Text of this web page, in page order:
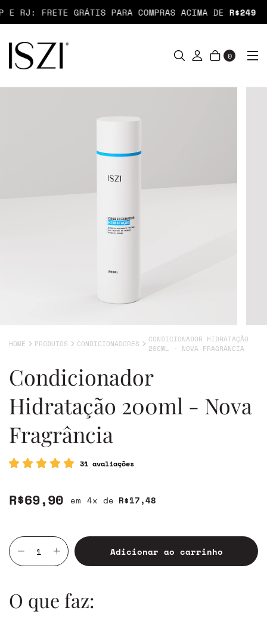
RJ: FRETE GRÁTIS PARA COMPRAS ACIMA DER$249
0
HOME PRODUTOS CONDICIONADORES
CONDICIONADOR HIDRATAÇÃO
200ML - NOVA FRAGRÂNCIA
Condicionador
Hidratação 200ml - Nova
Fragrância
31 avaliações
4x de R$17,48
R$69,90
O que faz: